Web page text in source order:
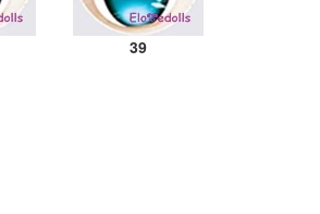
39